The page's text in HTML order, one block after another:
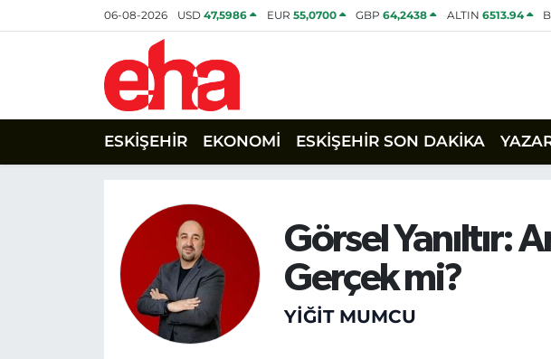
06-08-2026 USD47,5986 EUR 55,0700 GBP64,2438 ALTIN 6513.94
ESKİŞEHİR EKONOMİ ESKİŞEHİR SON DAKİKA
Görsel Yanıltır:
Gerçek mi?
YİĞİT MUMCU